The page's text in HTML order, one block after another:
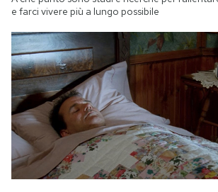
e farci vivere più a lungo possibile